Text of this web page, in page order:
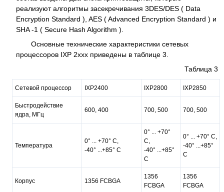
реализуют алгоритмы засекречивания 3DES/DES ( Data
Encryption Standard ), AES ( Advanced Encryption Standard ) и
SHA -1 ( Secure Hash Algorithm ).
Основные технические характеристики сетевых
процессоров IXP 2ххх приведены в таблице 3.
Таблица 3
Сетевой процессор IXP2400 IXP2800 IXP2850
Быстродействие
ядра, МГц
600, 400 700, 500 700, 500
Температура
0° ... +70° C,
-40° ...+85° C
0° ... +70°
C,
-40° ...+85°
C
0° ... +70° C,
-40° ...+85°
C
Корпус 1356 FCBGA
1356
FCBGA
1356
FCBGA